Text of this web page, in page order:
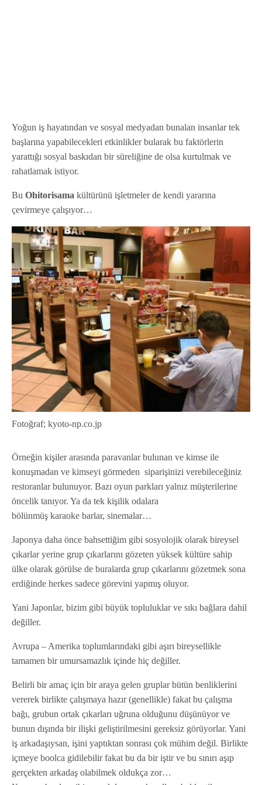
Yoğun iş hayatından ve sosyal medyadan bunalan insanlar tek
başlarına yapabilecekleri etkinlikler bularak bu faktörlerin
yarattığı sosyal baskıdan bir süreliğine de olsa kurtulmak ve
rahatlamak istiyor.
BuOhitorisamakültürünü işletmeler de kendi yararına
çevirmeye çalışıyor…
Fotoğraf; kyoto-np.co.jp
Örneğin kişiler arasında paravanlar bulunan ve kimse ile
konuşmadan ve kimseyi görmeden siparişinizi verebileceğiniz
restoranlar bulunuyor. Bazı oyun parkları yalnız müşterilerine
öncelik tanıyor. Ya da tek kişilik odalara
bölünmüş karaoke barlar, sinemalar…
Japonya daha önce bahsettiğim gibi sosyolojik olarak bireysel
çıkarlar yerine grup çıkarlarını gözeten yüksek kültüre sahip
ülke olarak görülse de buralarda grup çıkarlarını gözetmek sona
erdiğinde herkes sadece görevini yapmış oluyor.
Yani Japonlar, bizim gibi büyük topluluklar ve sıkı bağlara dahil
değiller.
Avrupa – Amerika toplumlarındaki gibi aşırı bireysellikle
tamamen bir umursamazlık içinde hiç değiller.
Belirli bir amaç için bir araya gelen gruplar bütün benliklerini
vererek birlikte çalışmaya hazır (genellikle) fakat bu çalışma
bağı, grubun ortak çıkarları uğruna olduğunu düşünüyor ve
bunun dışında bir ilişki geliştirilmesini gereksiz görüyorlar. Yani
iş arkadaşıysan, işini yaptıktan sonrası çok mühim değil. Birlikte
içmeye boolca gidilebilir fakat bu da bir iştir ve bu sınırı aşıp
gerçekten arkadaş olabilmek oldukça zor…